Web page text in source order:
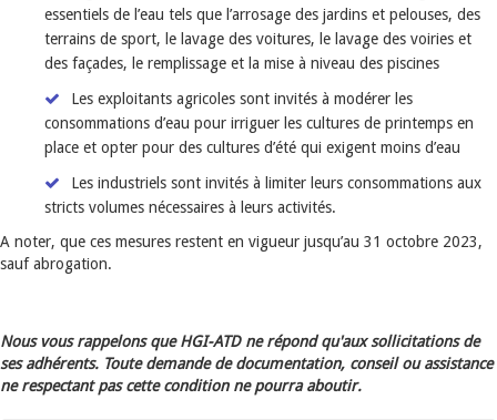
essentiels de l’eau tels que l’arrosage des jardins et pelouses, des
terrains de sport, le lavage des voitures, le lavage des voiries et
des façades, le remplissage et la mise à niveau des piscines
Les exploitants agricoles sont invités à modérer les
consommations d’eau pour irriguer les cultures de printemps en
place et opter pour des cultures d’été qui exigent moins d’eau
Les industriels sont invités à limiter leurs consommations aux
stricts volumes nécessaires à leurs activités.
A noter, que ces mesures restent en vigueur jusqu’au 31 octobre 2023,
sauf abrogation.
Nous vous rappelons que HGI-ATD ne répond qu'aux sollicitations de
ses adhérents. Toute demande de documentation, conseil ou assistance
ne respectant pas cette condition ne pourra aboutir.